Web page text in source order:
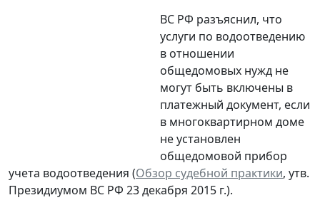
ВС РФ разъяснил, что
услуги по водоотведению
в отношении
общедомовых нужд не
могут быть включены в
платежный документ, если
в многоквартирном доме
не установлен
общедомовой прибор
учета водоотведения (Обзор судебной практики, утв.
Президиумом ВС РФ 23 декабря 2015 г.).